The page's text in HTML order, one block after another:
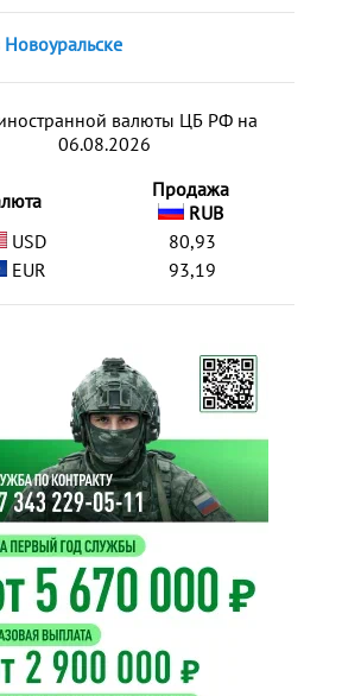
валюты ЦБ РФ на
06.08.2026
Продажа
RUB
USD
80,93
EUR
93,19